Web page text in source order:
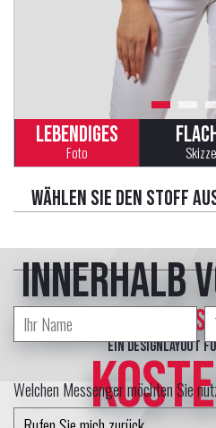
LEBENDIGES
Foto Skizze
Wählen Sie den Stoff
innerhalb
erstellt
ein Designlayout
Welchen Messenger möchten Sie